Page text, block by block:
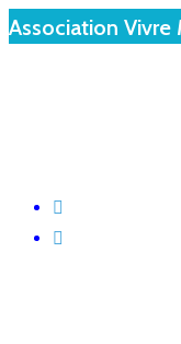
Association